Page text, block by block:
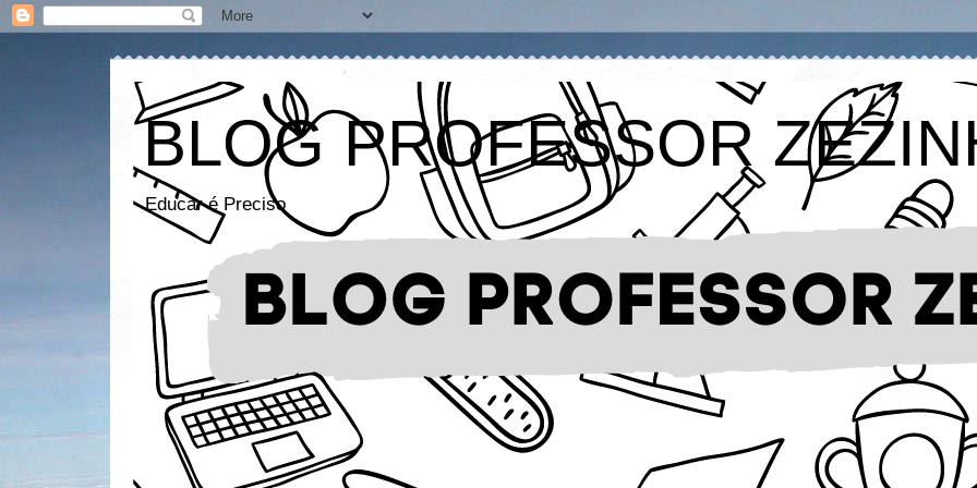
BLOG PROFESSOR
Educar é Preciso